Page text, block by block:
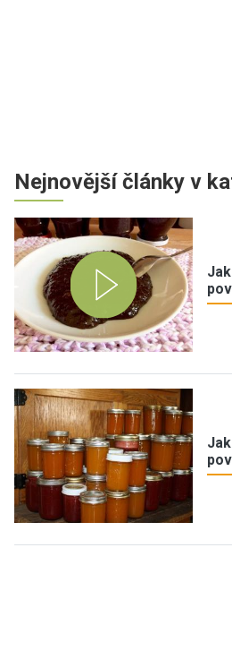
Nejnovější články v